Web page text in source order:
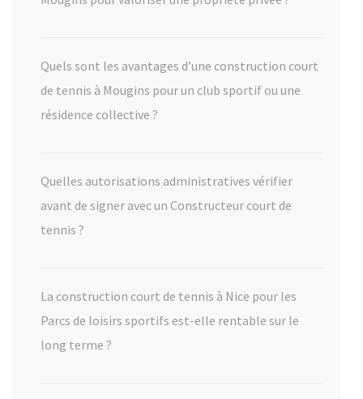
Quels sont les avantages d’une construction court
de tennis à Mougins pour un club sportif ou une
résidence collective ?
Quelles autorisations administratives vérifier
avant de signer avec un Constructeur court de
tennis ?
La construction court de tennis à Nice pour les
Parcs de loisirs sportifs est-elle rentable sur le
long terme ?